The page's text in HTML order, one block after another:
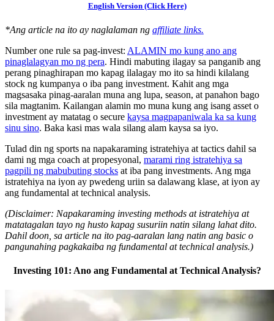
English Version (Click Here)
*Ang article na ito ay naglalaman ng affiliate links.
Number one rule sa pag-invest: ALAMIN mo kung ano ang
pinaglalagyan mo ng pera. Hindi mabuting ilagay sa panganib ang
perang pinaghirapan mo kapag ilalagay mo ito sa hindi kilalang
stock ng kumpanya o iba pang investment. Kahit ang mga
magsasaka pinag-aaralan muna ang lupa, season, at panahon bago
sila magtanim. Kailangan alamin mo muna kung ang isang asset o
investment ay matatag o secure kaysa magpapaniwala ka sa kung
sinu sino. Baka kasi mas wala silang alam kaysa sa iyo.
Tulad din ng sports na napakaraming istratehiya at tactics dahil sa
dami ng mga coach at propesyonal, marami ring istratehiya sa
pagpili ng mabubuting stocks at iba pang investments. Ang mga
istratehiya na iyon ay pwedeng uriin sa dalawang klase, at iyon ay
ang fundamental at technical analysis.
(Disclaimer: Napakaraming investing methods at istratehiya at
matatagalan tayo ng husto kapag susuriin natin silang lahat dito.
Dahil doon, sa article na ito pag-aaralan lang natin ang basic o
pangunahing pagkakaiba ng fundamental at technical analysis.)
Investing 101: Ano ang Fundamental at Technical Analysis?